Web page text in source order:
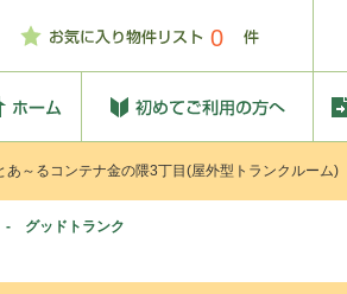
0
あ～るコンテナ金の隈3丁目(屋外型トランクルーム)
- グッドトランク